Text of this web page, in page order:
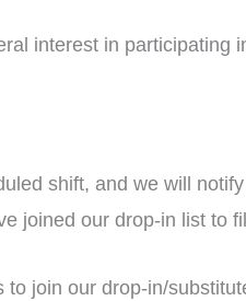
interest in participating
shift, and we will
joined our drop-in list to
join our drop-in/